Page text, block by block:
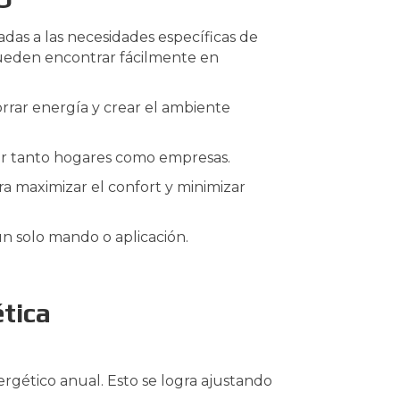
a las necesidades específicas de
encontrar fácilmente en
energía y crear el ambiente
tanto hogares como empresas.
maximizar el confort y minimizar
solo mando o aplicación.
anual. Esto se logra ajustando